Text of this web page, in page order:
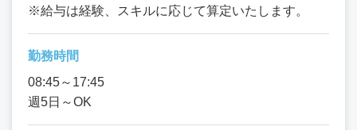
※給与は経験、スキルに応じて算定いたします。
勤務時間
08:45～17:45
週5日～OK